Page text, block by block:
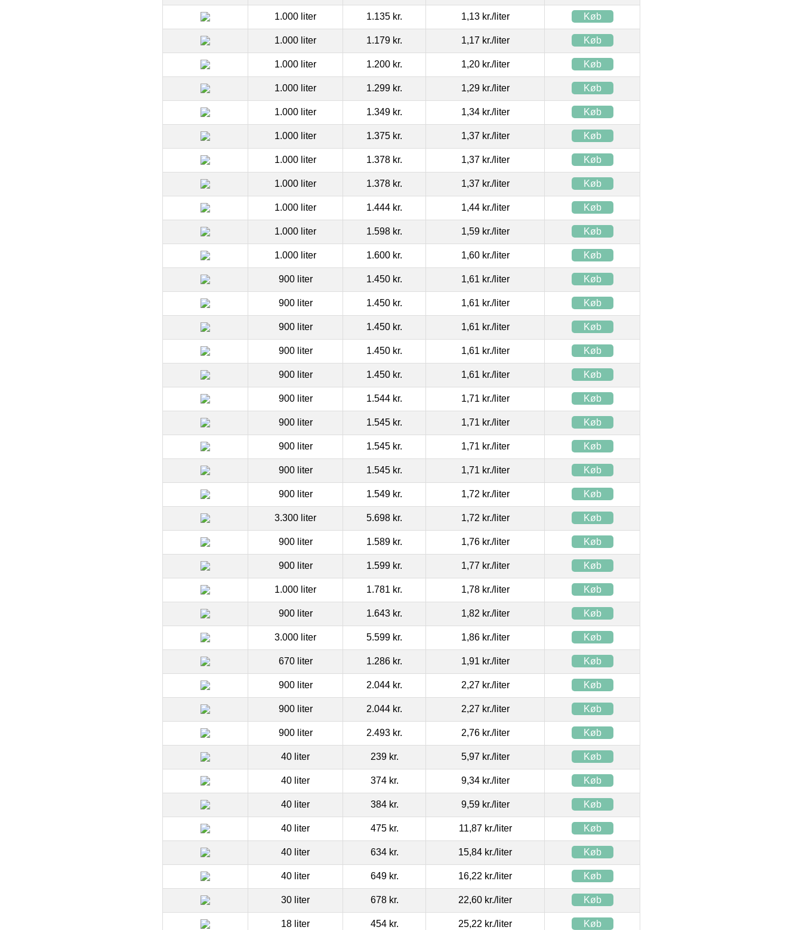
1.000 liter 1.135 kr. 1,13 kr./liter Køb
1.000 liter 1.179 kr. 1,17 kr./liter Køb
1.000 liter 1.200 kr. 1,20 kr./liter Køb
1.000 liter 1.299 kr. 1,29 kr./liter Køb
1.000 liter 1.349 kr. 1,34 kr./liter Køb
1.000 liter 1.375 kr. 1,37 kr./liter Køb
1.000 liter 1.378 kr. 1,37 kr./liter Køb
1.000 liter 1.378 kr. 1,37 kr./liter Køb
1.000 liter 1.444 kr. 1,44 kr./liter Køb
1.000 liter 1.598 kr. 1,59 kr./liter Køb
1.000 liter 1.600 kr. 1,60 kr./liter Køb
900 liter 1.450 kr. 1,61 kr./liter Køb
900 liter 1.450 kr. 1,61 kr./liter Køb
900 liter 1.450 kr. 1,61 kr./liter Køb
900 liter 1.450 kr. 1,61 kr./liter Køb
900 liter 1.450 kr. 1,61 kr./liter Køb
900 liter 1.544 kr. 1,71 kr./liter Køb
900 liter 1.545 kr. 1,71 kr./liter Køb
900 liter 1.545 kr. 1,71 kr./liter Køb
900 liter 1.545 kr. 1,71 kr./liter Køb
900 liter 1.549 kr. 1,72 kr./liter Køb
3.300 liter 5.698 kr. 1,72 kr./liter Køb
900 liter 1.589 kr. 1,76 kr./liter Køb
900 liter 1.599 kr. 1,77 kr./liter Køb
1.000 liter 1.781 kr. 1,78 kr./liter Køb
900 liter 1.643 kr. 1,82 kr./liter Køb
3.000 liter 5.599 kr. 1,86 kr./liter Køb
670 liter 1.286 kr. 1,91 kr./liter Køb
900 liter 2.044 kr. 2,27 kr./liter Køb
900 liter 2.044 kr. 2,27 kr./liter Køb
900 liter 2.493 kr. 2,76 kr./liter Køb
40 liter 239 kr. 5,97 kr./liter Køb
40 liter 374 kr. 9,34 kr./liter Køb
40 liter 384 kr. 9,59 kr./liter Køb
40 liter 475 kr. 11,87 kr./liter Køb
40 liter 634 kr. 15,84 kr./liter Køb
40 liter 649 kr. 16,22 kr./liter Køb
30 liter 678 kr. 22,60 kr./liter Køb
18 liter 454 kr. 25,22 kr./liter Køb